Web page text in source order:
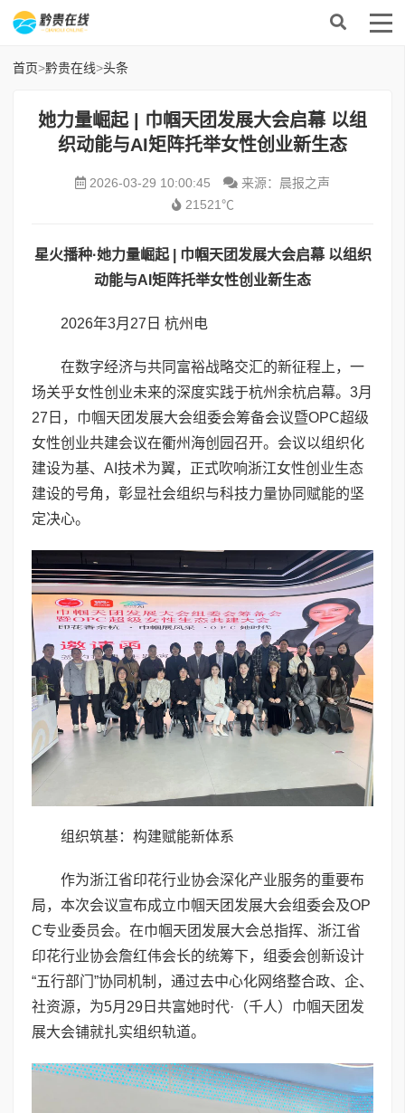
首页>黔贵在线>头条
她力量崛起 | 巾帼天团发展大会启幕 以组
织动能与AI矩阵托举女性创业新生态
2026-03-29 10:00:45
来源：晨报之声
21521℃
星火播种·她力量崛起 | 巾帼天团发展大会启幕 以组织
动能与AI矩阵托举女性创业新生态
2026年3月27日 杭州电
在数字经济与共同富裕战略交汇的新征程上，一
场关乎女性创业未来的深度实践于杭州余杭启幕。3月
27日，巾帼天团发展大会组委会筹备会议暨OPC超级
女性创业共建会议在衢州海创园召开。会议以组织化
建设为基、AI技术为翼，正式吹响浙江女性创业生态
建设的号角，彰显社会组织与科技力量协同赋能的坚
定决心。
组织筑基：构建赋能新体系
作为浙江省印花行业协会深化产业服务的重要布
局，本次会议宣布成立巾帼天团发展大会组委会及OP
C专业委员会。在巾帼天团发展大会总指挥、浙江省
印花行业协会詹红伟会长的统筹下，组委会创新设计
“五行部门”协同机制，通过去中心化网络整合政、企、
社资源，为5月29日共富她时代·（千人）巾帼天团发
展大会铺就扎实组织轨道。